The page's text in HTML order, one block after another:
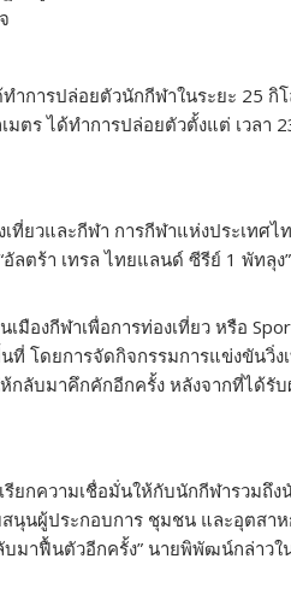
การปล่อยตัวนักกีฬาในระยะ 25 กิโ
ตร ได้ทำการปล่อยตัวตั้งแต่ เวลา
ที่ยวและกีฬา การกีฬาแห่งประเทศไ
ลตร้า เทรล ไทยแลนด์ ซีรีย์ 1 พัทลุง”
องกีฬาเพื่อการท่องเที่ยว หรือ
โดยการจัดกิจกรรมการแข่งขันวิ่ง
กลับมาคึกคักอีกครั้ง หลังจากที่ได้รั
ยกความเชื่อมั่นให้กับนักกีฬารวมถึง
นุนผู้ประกอบการ ชุมชน และอุตสา
มาฟื้นตัวอีกครั้ง” นายพิพัฒน์กล่าว